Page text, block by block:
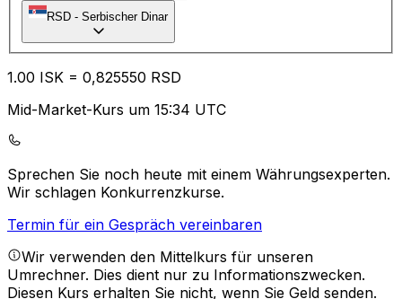
RSD - Serbischer Dinar
1.00 ISK = 0,825550 RSD
Mid-Market-Kurs um 15:34 UTC
Sprechen Sie noch heute mit einem Währungsexperten.
Wir schlagen Konkurrenzkurse.
Termin für ein Gespräch vereinbaren
Wir verwenden den Mittelkurs für unseren
Umrechner. Dies dient nur zu Informationszwecken.
Diesen Kurs erhalten Sie nicht, wenn Sie Geld senden.